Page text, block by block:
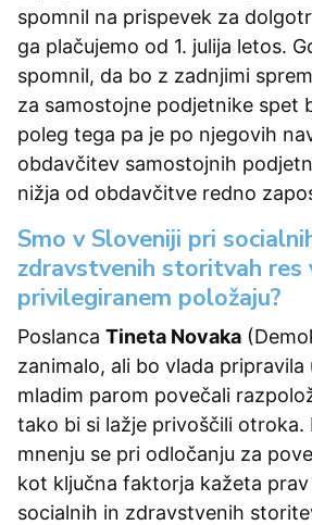
spomnil na prispevek za
ga plačujemo od 1. julija letos.
spomnil, da bo z zadnjimi
za samostojne podjetnike spet
poleg tega pa je po njegovih
obdavčitev samostojnih
nižja od obdavčitve redno
Smo v Sloveniji pri
zdravstvenih storitvah res
privilegiranem položaju?
Poslanca Tineta Novaka
zanimalo, ali bo vlada pripravila
mladim parom povečali
tako bi si lažje privoščili otroka.
mnenju se pri odločanju za
kot ključna faktorja kažeta
socialnih in zdravstvenih